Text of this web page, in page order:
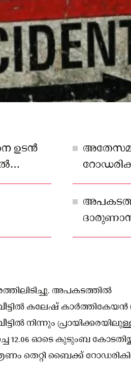
ഉടൻ
അപകടത്തിൽ
കലേഷ് കാർത്തികേയൻ
നിന്നും
12.06 ഓടെ കുടുംബ
തെറ്റി ബൈക്ക്